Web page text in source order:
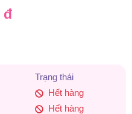
đKhoảng
185.000 đ
đến
Trạng thái
Hết hàng
Hết hàng